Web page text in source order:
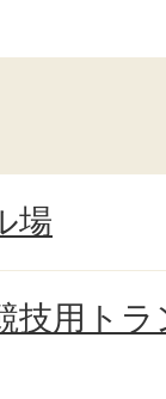
場
技用ト